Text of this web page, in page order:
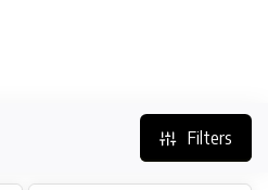
Filters